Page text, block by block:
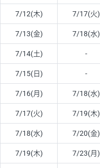
7/12(木) 7/17(火)
7/13(金) 7/18(水)
7/14(土) -
7/15(日) -
7/16(月) 7/18(水)
7/17(火) 7/19(木)
7/18(水) 7/20(金)
7/19(木) 7/23(月)